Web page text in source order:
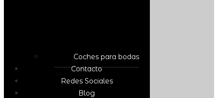
Coches para bodas
Contacto
Redes Sociales
Blog